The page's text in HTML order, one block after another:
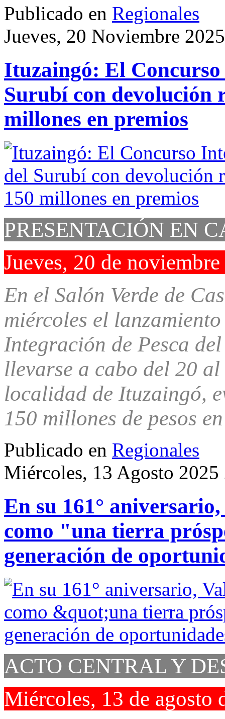
Publicado en Regionales
Jueves, 20 Noviembre
Ituzaingó: El Concurso
Surubí con devolución
millones en premios
PRESENTACIÓN EN
Jueves, 20 de
En el Salón Verde de
miércoles el
Integración de Pesca
llevarse a cabo del 20
localidad de Ituzaingó,
150 millones de pesos
Publicado en Regionales
Miércoles, 13 Agosto 2025
En su 161°
como "una tierra
generación de
ACTO CENTRAL Y
Miércoles, 13 de agosto